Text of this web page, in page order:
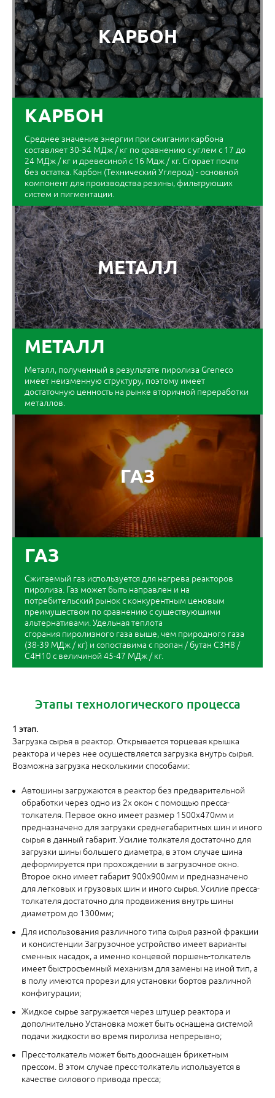
КАРБОН
КАРБОН
Среднее значение энергии при сжигании карбона
составляет 30-34 МДж / кг по сравнению с углем с 17 до
24 МДж / кг и древесиной с 16 Мдж / кг. Сгорает почти
без остатка. Карбон (Технический Углерод) - основной
компонент для производства резины, фильтрующих
систем и пигментации.
МЕТАЛЛ
МЕТАЛЛ
Металл, полученный в результате пиролиза Greneco
имеет неизменную структуру, поэтому имеет
достаточную ценность на рынке вторичной переработки
металлов.
ГАЗ
ГАЗ
Сжигаемый газ используется для нагрева реакторов
пиролиза. Газ может быть направлен и на
потребительский рынок с конкурентным ценовым
преимуществом по сравнению с существующими
альтернативами. Удельная теплота
сгорания пиролизного газа выше, чем природного газа
(38-39 МДж / кг) и сопоставима с пропан / бутан C3H8 /
C4H10 с величиной 45-47 МДж / кг.
Этапы технологического процесса
1 этап.
Загрузка сырья в реактор. Открывается торцевая крышка
реактора и через нее осуществляется загрузка внутрь сырья.
Возможна загрузка несколькими способами:
Автошины загружаются в реактор без предварительной
обработки через одно из 2х окон с помощью пресса-
толкателя. Первое окно имеет размер 1500х470мм и
предназначено для загрузки среднегабаритных шин и иного
сырья в данный габарит. Усилие толкателя достаточно для
загрузки шины большего диаметра, в этом случае шина
деформируется при прохождении в загрузочное окно.
Второе окно имеет габарит 900х900мм и предназначено
для легковых и грузовых шин и иного сырья. Усилие пресса-
толкателя достаточно для продвижения внутрь шины
диаметром до 1300мм;
Для использования различного типа сырья разной фракции
и консистенции Загрузочное устройство имеет варианты
сменных насадок, а именно концевой поршень-толкатель
имеет быстросъемный механизм для замены на иной тип, а
в полу имеются прорези для установки бортов различной
конфигурации;
Жидкое сырье загружается через штуцер реактора и
дополнительно Установка может быть оснащена системой
подачи жидкости во время пиролиза непрерывно;
Пресс-толкатель может быть дооснащен брикетным
прессом. В этом случае пресс-толкатель используется в
качестве силового привода пресса;